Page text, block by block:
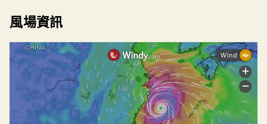
風場資訊